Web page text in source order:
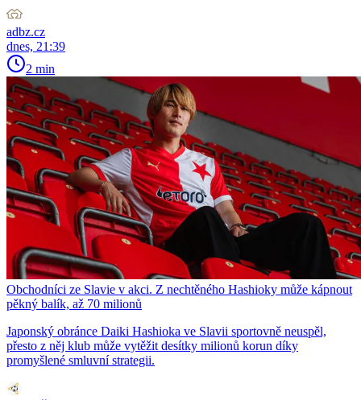
adbz.cz
dnes, 21:39
2 min
Obchodníci ze Slavie v akci. Z nechtěného Hashioky může kápnout
pěkný balík, až 70 milionů
Japonský obránce Daiki Hashioka ve Slavii sportovně neuspěl,
přesto z něj klub může vytěžit desítky milionů korun díky
promyšlené smluvní strategii.